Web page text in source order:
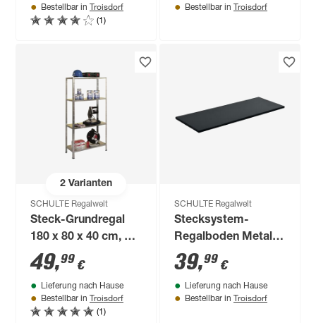
Bestellbar in Troisdorf
(1)
Bestellbar in Troisdorf
2Varianten
SCHULTE Regalwelt
Steck-Grundregal
180 x 80 x 40 cm, 4
Böden, verzinkt,
Tragkraft 240 kg
49,99 €
Lieferung nach Hause
Bestellbar in Troisdorf
(1)
SCHULTE Regalwelt
Stecksystem-
Regalboden Metall
60 x 50 cm
39,99 €
Lieferung nach Hause
Bestellbar in Troisdorf